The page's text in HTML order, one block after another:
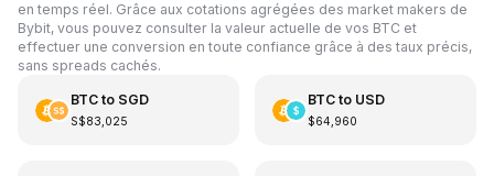
en temps réel. Grâce aux cotations agrégées des market makers de
Bybit, vous pouvez consulter la valeur actuelle de vos BTC et
effectuer une conversion en toute confiance grâce à des taux précis,
sans spreads cachés.
BTCto SGD
S$83,025
BTCto USD
$64,960